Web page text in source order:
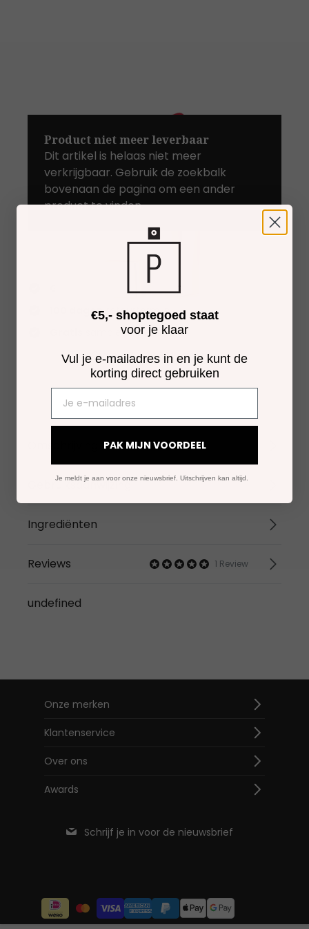
Product niet meer leverbaar
Dit artikel is helaas niet meer
verkrijgbaar. Gebruik de zoekbalk
bovenaan de pagina om een ander
product te vinden.
Gratis verzendingvanaf €30
100 dagenretourtermijn
samples bij je order
Gebruiksaanwijzing
Ingrediënten
Reviews 1 Review
undefined
Onze merken
Klantenservice
Over ons
Awards
Schrijf je in voor de nieuwsbrief
€5,- shoptegoed staat
voor je klaar
Vul je e-mailadres in en je kunt de
korting direct gebruiken
PAK MIJN VOORDEEL
Je meldt je aan voor onze nieuwsbrief. Uitschrijven kan altijd.